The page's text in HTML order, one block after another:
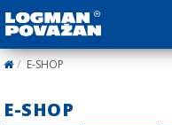
E-SHOP
E-SHOP